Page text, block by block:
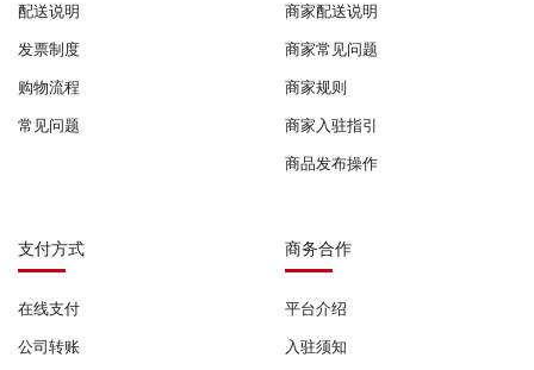
配送说明
发票制度
购物流程
常见问题
商家配送说明
商家常见问题
商家规则
商家入驻指引
商品发布操作
支付方式
在线支付
公司转账
商务合作
平台介绍
入驻须知